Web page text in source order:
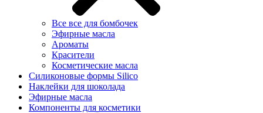
Все все для бомбочек
Эфирные масла
Ароматы
Красители
Косметические масла
Силиконовые формы Silico
Наклейки для шоколада
Эфирные масла
Компоненты для косметики